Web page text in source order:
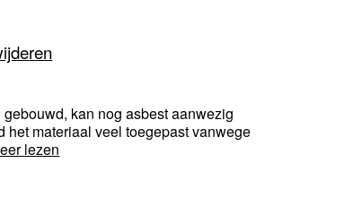
kan nog asbest aanwezig
het materiaal veel toegepast vanwege
lezen